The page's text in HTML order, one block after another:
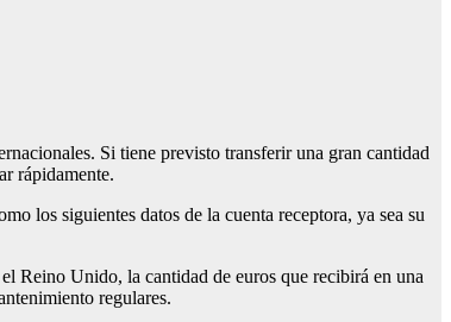
Si tiene previsto transferir una gran cantidad
rápidamente.
los siguientes datos de la cuenta receptora, ya sea su
Reino Unido, la cantidad de euros que recibirá en una
regulares.